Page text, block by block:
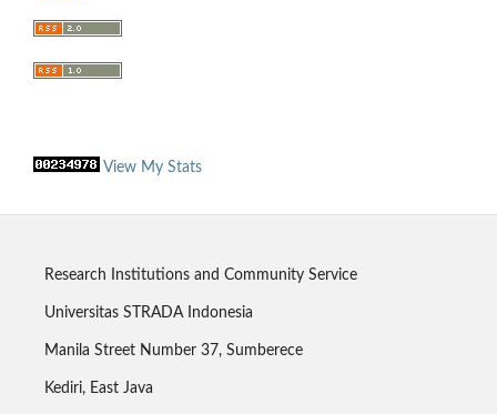
View My Stats
Research Institutions and Community Service
Universitas STRADA Indonesia
Manila Street Number 37, Sumberece
Kediri, East Java